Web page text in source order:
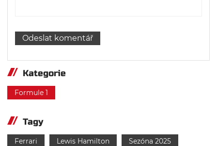
Kategorie
Formule 1
Tagy
Ferrari Lewis Hamilton Sezóna 2025